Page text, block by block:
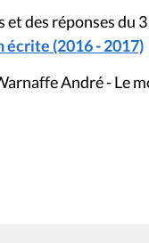
des réponses du
écrite (2016 - 2017)
André - Le